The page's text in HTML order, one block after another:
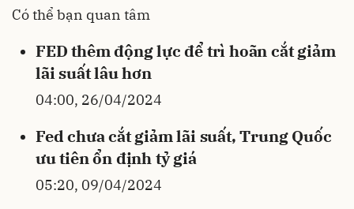
Có thể bạn quan tâm
FED thêm động lực để trì hoãn cắt giảm
lãi suất lâu hơn
04:00, 26/04/2024
Fed chưa cắt giảm lãi suất, Trung Quốc
ưu tiên ổn định tỷ giá
05:20, 09/04/2024